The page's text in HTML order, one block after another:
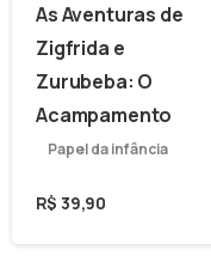
As Aventuras de
Zigfrida e
Zurubeba: O
Acampamento
Papel da infância
R$ 39,90